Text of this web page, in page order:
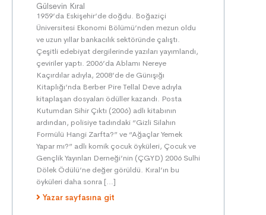
Gülsevin Kıral
1959’da Eskişehir’de doğdu. Boğaziçi
Üniversitesi Ekonomi Bölümü’nden mezun oldu
ve uzun yıllar bankacılık sektöründe çalıştı.
Çeşitli edebiyat dergilerinde yazıları yayımlandı,
çeviriler yaptı. 2006’da Ablamı Nereye
Kaçırdılar adıyla, 2008’de de Günışığı
Kitaplığı’nda Berber Pire Tellal Deve adıyla
kitaplaşan dosyaları ödüller kazandı. Posta
Kutumdan Sihir Çıktı (2006) adlı kitabının
ardından, polisiye tadındaki “Gizli Silahın
Formülü Hangi Zarfta?” ve “Ağaçlar Yemek
Yapar mı?” adlı komik çocuk öyküleri, Çocuk ve
Gençlik Yayınları Derneği’nin (ÇGYD) 2006 Sulhi
Dölek Ödülü’ne değer görüldü. Kıral’ın bu
öyküleri daha sonra […]
Yazar sayfasına git